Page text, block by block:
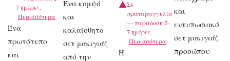
7 ημέρες.
Περισσότερα
Ένα
πρωτότυπο
και
Ένα κομψό
και
καλαίσθητο
σετ μακιγιάζ
από την
Σε
προπαραγγελία
— παράδοση 2–
7 ημέρες.
Περισσότερα
Η
και
εντυπωσιακό
σετ μακιγιάζ
προσώπου